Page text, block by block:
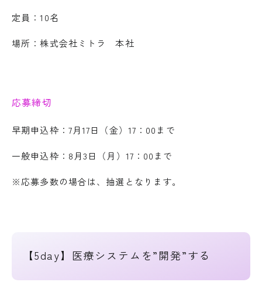
定員：10名
場所：株式会社ミトラ 本社
応募締切
早期申込枠：7月17日（金）17：00まで
一般申込枠：8月3日（月）17：00まで
※応募多数の場合は、抽選となります。
【5day】医療システムを”開発”する